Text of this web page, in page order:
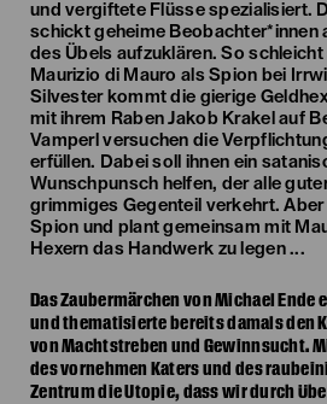
und vergiftete Flüsse spezialisiert.
schickt geheime Beobachter*innen
des Übels aufzuklären. So
Maurizio di Mauro als Spion bei
Silvester kommt die gierige
mit ihrem Raben Jakob Krakel auf
Vamperl versuchen die
erfüllen. Dabei soll ihnen ein
Wunschpunsch helfen, der alle
grimmiges Gegenteil verkehrt.
Spion und plant gemeinsam mit
Hexern das Handwerk zu legen ...
Das Zaubermärchen von Michael Ende
und thematisierte bereits damals den
von Machtstreben und Gewinnsucht.
des vornehmen Katers und des
Zentrum die Utopie, dass wir durch